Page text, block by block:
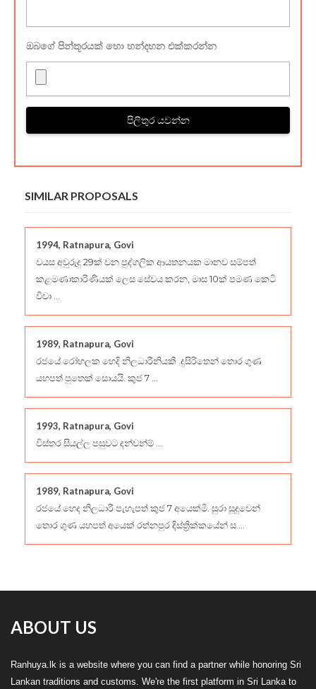
ඔබගේ පින්තූරයක් හො හන්දහන එක්කරන්න
පිලිතුර යවන්න
SIMILAR PROPOSALS
1994, Ratnapura, Govi
වයස අවුරුදු 29ක් වන පුද්ගලික ආයතනයක මානව සම්පත්
කළමණාකාරිණියක් ලෙස සේවය කරන, මාස 10ක් පමණ කෙටි
විවා ...
1989, Ratnapura, Govi
රජයේ රෝහලක හෙදි නිලධාරීනියකී .දුසිරිතෙන් තොර ගුණ
යහපත් පුතෙක් සොයයි. කුජ 7 ...
1993, Ratnapura, Govi
විස්තර සියල්ල පසුවට දන්වන්ම් ...
1989, Ratnapura, Govi
රජයේ හෙද නිලධාරී පැහැපත් කුජ 7 අයෙක්මි. සුරා සූදුවෙන්
තොර ගුණ යහපත් අයෙක් රත්නපුර දිස්ත්‍රික්කයේන් ස ...
ABOUT US
Ranhuya.lk is a website where you can find a partner while honoring Sri
Lankan traditions and customs. We're the first platform in Sri Lanka to